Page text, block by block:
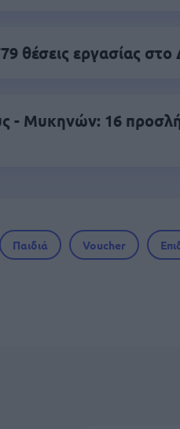
θέσεις εργασίας
- Μυκηνών: 16
Παιδιά Voucher